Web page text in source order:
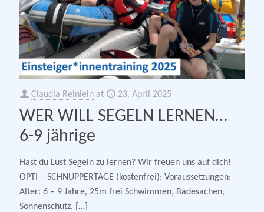
Claudia Reinlein at 23. April 2025
WER WILL SEGELN LERNEN…
6-9 jährige
Hast du Lust Segeln zu lernen? Wir freuen uns auf dich!
OPTI – SCHNUPPERTAGE (kostenfrei): Voraussetzungen:
Alter: 6 – 9 Jahre, 25m frei Schwimmen, Badesachen,
Sonnenschutz, […]